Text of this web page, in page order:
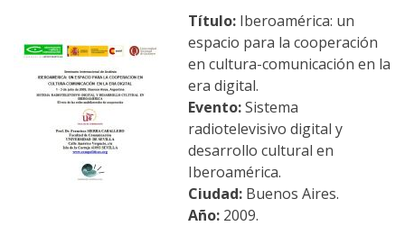
Título: Iberoamérica: un
espacio para la cooperación
en cultura-comunicación en la
era digital.
Evento:Sistema
radiotelevisivo digital y
desarrollo cultural en
Iberoamérica.
Ciudad: Buenos Aires.
Año: 2009.